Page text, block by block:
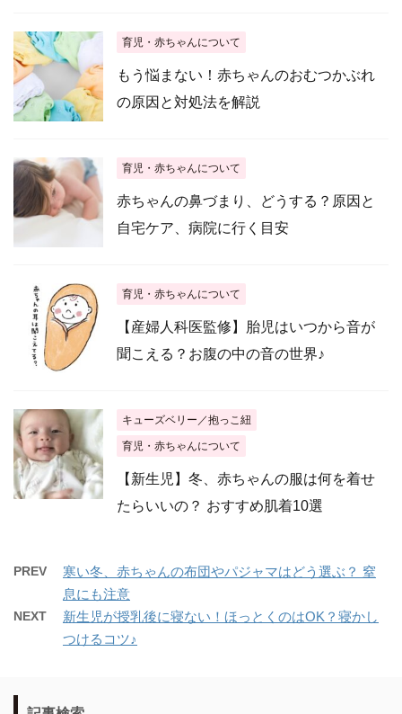
育児・赤ちゃんについて
もう悩まない！赤ちゃんのおむつかぶれ
の原因と対処法を解説
育児・赤ちゃんについて
赤ちゃんの鼻づまり、どうする？原因と
自宅ケア、病院に行く目安
育児・赤ちゃんについて
【産婦人科医監修】胎児はいつから音が
聞こえる？お腹の中の音の世界♪
キューズベリー／抱っこ紐
育児・赤ちゃんについて
【新生児】冬、赤ちゃんの服は何を着せ
たらいいの？ おすすめ肌着10選
PREV
寒い冬、赤ちゃんの布団やパジャマはどう選ぶ？ 窒
息にも注意
NEXT
新生児が授乳後に寝ない！ほっとくのはOK？寝かし
つけるコツ♪